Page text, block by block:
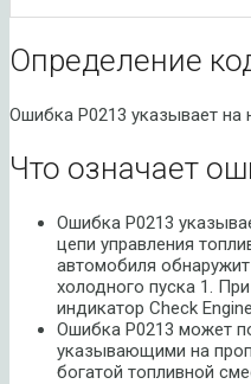
Определение
Ошибка P0213 указывает на
Что означает
Ошибка P0213
цепи управления
автомобиля
холодного пуска 1.
индикатор Check
Ошибка P0213 может
указывающими на
богатой топливной